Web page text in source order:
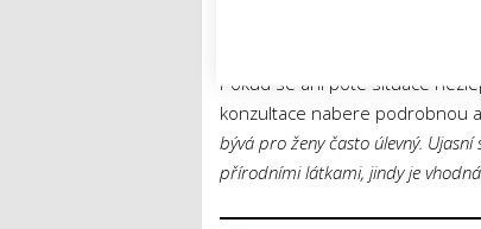
Pokud se ani poté situace
konzultace nabere podrobnou
bývá pro ženy často úlevný.
přírodními látkami, jindy je